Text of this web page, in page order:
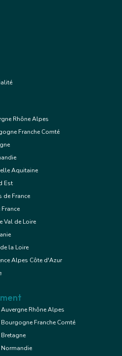
Rhône Alpes
Franche Comté
Aquitaine
Est
de France
Val de Loire
la Loire
Alpes Côte d'Azur
Rhône Alpes
Franche Comté